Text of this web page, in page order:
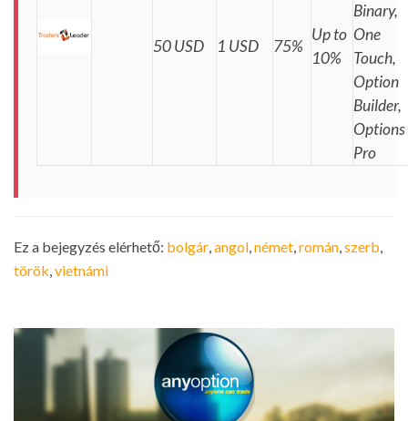
50 USD 1 USD 75%
Up to
10%
Binary,
One
Touch,
Option
Builder,
Options
Pro
Ez a bejegyzés elérhető: bolgár angol német román szerb
török vietnámi